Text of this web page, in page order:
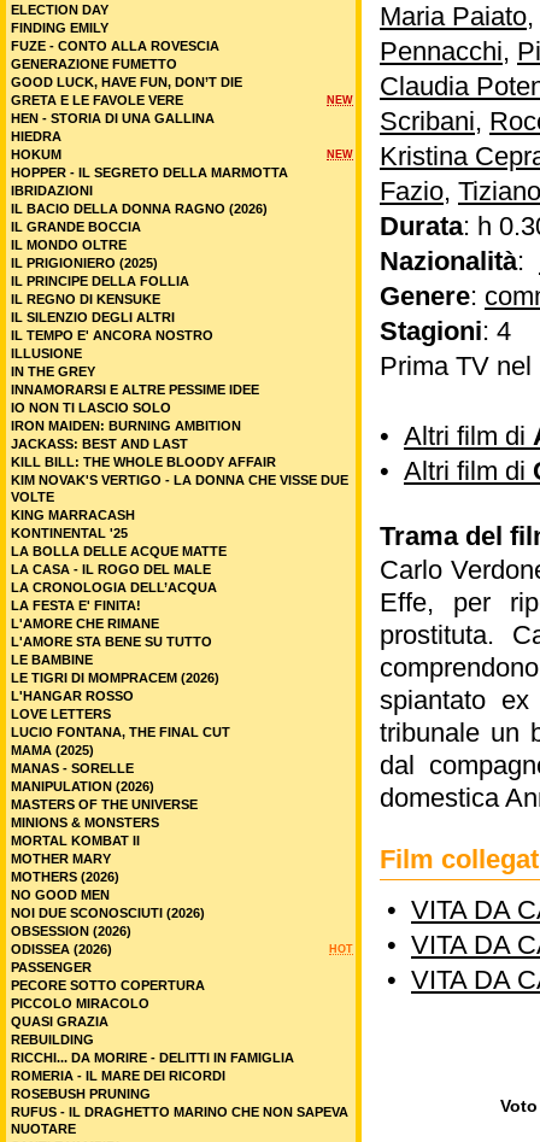
Maria Paiato,
Pennacchi,
Claudia
Scribani,
Kristina
Fazio,
Durata: h
Nazionalità:
Genere:
Stagioni: 4
Prima TV
• Altri film di
• Altri film di
Trama del
Carlo
Effe, per
prostituta.
spiantato
tribunale un
dal
domestica
Film
• VITA DA
• VITA DA
• VITA DA
ELECTION DAY
FINDING EMILY
FUZE - CONTO ALLA ROVESCIA
GENERAZIONE FUMETTO
GOOD LUCK, HAVE FUN, DON’T DIE
NEW
GRETA E LE FAVOLE VERE
HEN - STORIA DI UNA GALLINA
HIEDRA
NEW
HOKUM
HOPPER - IL SEGRETO DELLA MARMOTTA
IBRIDAZIONI
IL BACIO DELLA DONNA RAGNO (2026)
IL GRANDE BOCCIA
IL MONDO OLTRE
IL PRIGIONIERO (2025)
IL PRINCIPE DELLA FOLLIA
IL REGNO DI KENSUKE
IL SILENZIO DEGLI ALTRI
IL TEMPO E' ANCORA NOSTRO
ILLUSIONE
IN THE GREY
INNAMORARSI E ALTRE PESSIME IDEE
IO NON TI LASCIO SOLO
IRON MAIDEN: BURNING AMBITION
JACKASS: BEST AND LAST
KILL BILL: THE WHOLE BLOODY AFFAIR
KIM NOVAK'S VERTIGO - LA DONNA CHE VISSE DUE
VOLTE
KING MARRACASH
KONTINENTAL '25
LA BOLLA DELLE ACQUE MATTE
LA CASA - IL ROGO DEL MALE
LA CRONOLOGIA DELL’ACQUA
LA FESTA E' FINITA!
L'AMORE CHE RIMANE
L'AMORE STA BENE SU TUTTO
LE BAMBINE
LE TIGRI DI MOMPRACEM (2026)
L'HANGAR ROSSO
LOVE LETTERS
LUCIO FONTANA, THE FINAL CUT
MAMA (2025)
MANAS - SORELLE
MANIPULATION (2026)
MASTERS OF THE UNIVERSE
MINIONS & MONSTERS
MORTAL KOMBAT II
MOTHER MARY
MOTHERS (2026)
NO GOOD MEN
NOI DUE SCONOSCIUTI (2026)
OBSESSION (2026)
HOT
ODISSEA (2026)
PASSENGER
PECORE SOTTO COPERTURA
PICCOLO MIRACOLO
QUASI GRAZIA
REBUILDING
RICCHI... DA MORIRE - DELITTI IN FAMIGLIA
ROMERIA - IL MARE DEI RICORDI
ROSEBUSH PRUNING
RUFUS - IL DRAGHETTO MARINO CHE NON SAPEVA
NUOTARE